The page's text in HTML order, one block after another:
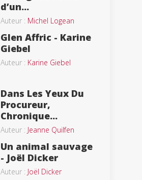
d’un...
Auteur : Michel Logean
Glen Affric - Karine
Giebel
Auteur : Karine Giebel
Dans Les Yeux Du
Procureur,
Chronique...
Auteur : Jeanne Quilfen
Un animal sauvage
- Joël Dicker
Auteur : Joël Dicker